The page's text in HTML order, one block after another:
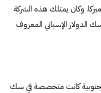
وكان يمتلك هذه الشركة
الدولار الإسباني المعروف
كانت متخصصة في سك